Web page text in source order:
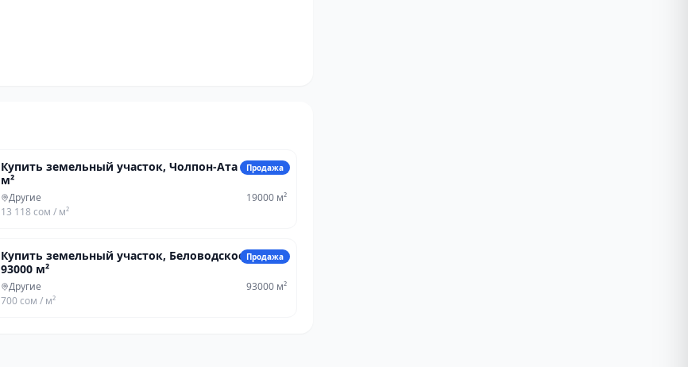
Продажа
Купить земельный участок, Чолпон-Ата — 19000
м²
Другие 19000 м²
13 118 сом / м²
65 587 500 сом
Продажа
Купить земельный участок, Беловодское —
93000 м²
Другие 93000 м²
700 сом / м²